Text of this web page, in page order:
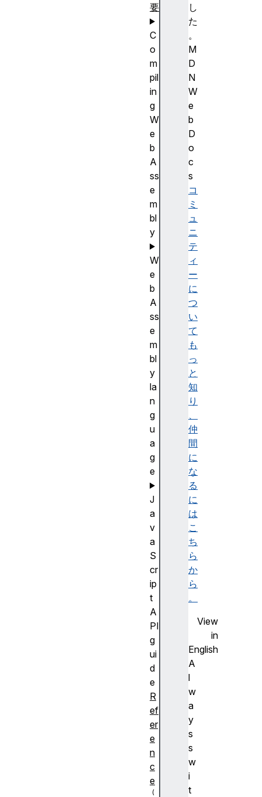
し
た
。
M
D
N
W
e
b
D
o
c
s
コ
ミ
ュ
ニ
テ
ィ
ー
に
つ
い
て
も
っ
と
知
り
、
仲
間
に
な
る
に
は
こ
ち
ら
か
ら
。
View
in
English
A
l
w
a
y
s
s
w
i
t
要
C
o
m
pil
in
g
W
e
b
A
ss
e
m
bl
y
W
e
b
A
ss
e
m
bl
y
la
n
g
u
a
g
e
J
a
v
a
S
cr
ip
t
A
PI
g
ui
d
e
R
ef
er
e
n
c
e